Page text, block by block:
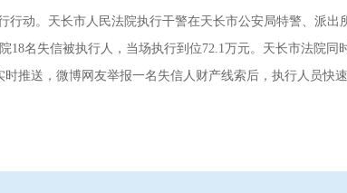
动。天长市人民法院执行干警在天长市公安局特警、派出
名失信被执行人，当场执行到位72.1万元。天长市法院
推送，微博网友举报一名失信人财产线索后，执行人员快